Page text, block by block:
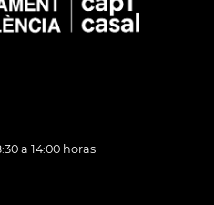
a 14:00 horas